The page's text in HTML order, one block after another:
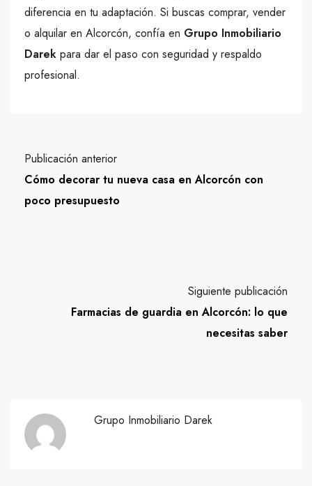
diferencia en tu adaptación. Si buscas comprar, vender
o alquilar en Alcorcón, confía en Grupo Inmobiliario
Darek para dar el paso con seguridad y respaldo
profesional.
Publicación anterior
Cómo decorar tu nueva casa en Alcorcón con
poco presupuesto
Siguiente publicación
Farmacias de guardia en Alcorcón: lo que
necesitas saber
Grupo Inmobiliario Darek